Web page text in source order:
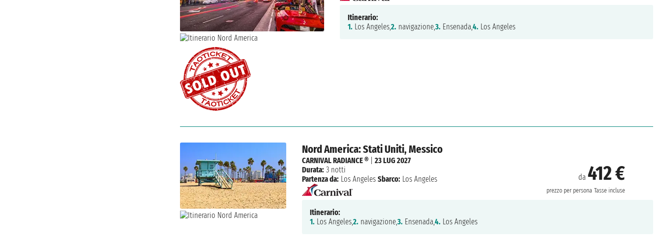
Itinerario:
1. Los Angeles,2. navigazione,3. Ensenada,4. Los Angeles
Nord America: Stati Uniti, Messico
da412 €
prezzo per persona Tasse incluse
CARNIVAL RADIANCE ® |23 LUG 2027
Durata: 3 notti
Partenza da: Los Angeles Sbarco: Los Angeles
Itinerario:
1. Los Angeles,2. navigazione,3. Ensenada,4. Los Angeles